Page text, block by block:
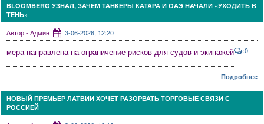
BLOOMBERG УЗНАЛ, ЗАЧЕМ ТАНКЕРЫ КАТАРА И ОАЭ НАЧАЛИ «УХОДИТЬ В
ТЕНЬ»
Автор - Админ 3-06-2026, 12:20
мера направлена на ограничение рисков для судов и экипажей :0
Подробнее
НОВЫЙ ПРЕМЬЕР ЛАТВИИ ХОЧЕТ РАЗОРВАТЬ ТОРГОВЫЕ СВЯЗИ С
РОССИЕЙ